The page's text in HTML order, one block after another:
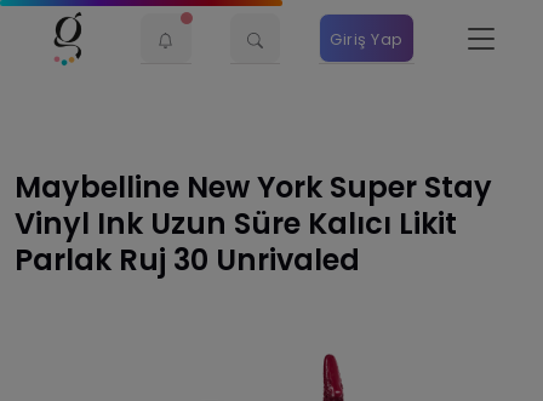
Giriş Yap
Maybelline New York Super Stay
Vinyl Ink Uzun Süre Kalıcı Likit
Parlak Ruj 30 Unrivaled